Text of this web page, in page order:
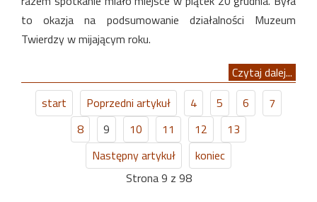
to okazja na podsumowanie działalności Muzeum
Twierdzy w mijającym roku.
Czytaj dalej...
start
Poprzedni artykuł 4 5 6
7
8
9 10 11 12
13
Następny artykuł
koniec
Strona 9 z 98